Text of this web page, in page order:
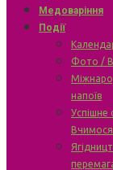
Медоваріння
Події
Фото /
напоїв
Успішне